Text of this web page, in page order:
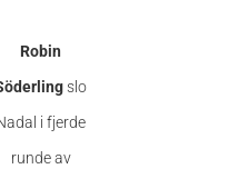
Robin
slo
i fjerde
runde av